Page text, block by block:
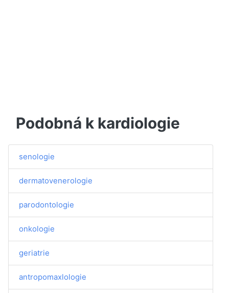
Podobná k kardiologie
senologie
dermatovenerologie
parodontologie
onkologie
geriatrie
antropomaxlologie